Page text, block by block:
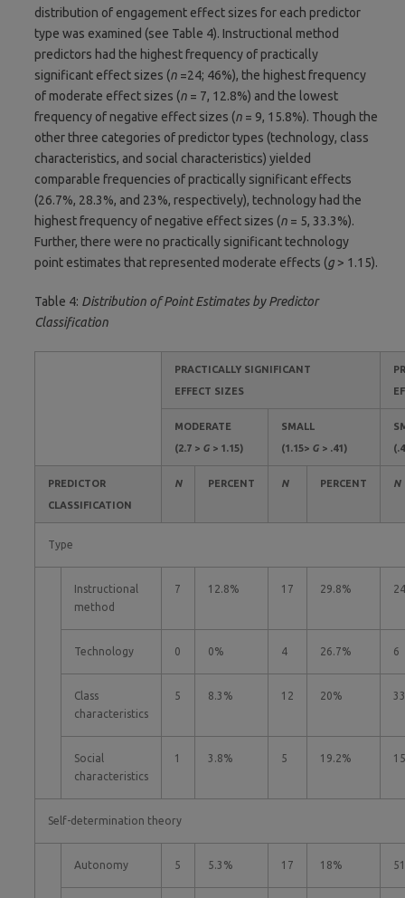
distribution of engagement effect sizes for each predictor
type was examined (see Table 4). Instructional method
predictors had the highest frequency of practically
significant effect sizes (n =24; 46%), the highest frequency
of moderate effect sizes (n = 7, 12.8%) and the lowest
frequency of negative effect sizes (n = 9, 15.8%). Though the
other three categories of predictor types (technology, class
characteristics, and social characteristics) yielded
comparable frequencies of practically significant effects
(26.7%, 28.3%, and 23%, respectively), technology had the
highest frequency of negative effect sizes (n = 5, 33.3%).
Further, there were no practically significant technology
point estimates that represented moderate effects (g > 1.15).
Table 4: Distribution of Point Estimates by Predictor
Classification
PRACTICALLY SIGNIFICANT
EFFECT SIZES
MODERATE
(2.7 > G > 1.15)
SMALL
(1.15> G > .41)
PREDICTOR
CLASSIFICATION
N PERCENT N PERCENT N
Type
Instructional
method
7 12.8% 17 29.8% 24
Technology 0 0% 4 26.7% 6
Class
characteristics
5 8.3% 12 20% 33
Social
characteristics
1 3.8% 5 19.2% 15
Self-determination theory
Autonomy 5 5.3% 17 18% 51